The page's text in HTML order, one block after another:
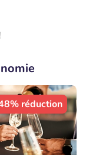
réduction